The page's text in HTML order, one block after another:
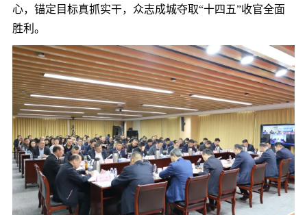
心，锚定目标真抓实干，众志成城夺取“十四五”收官全面
胜利。